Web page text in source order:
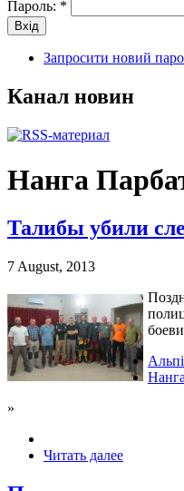
Пароль: *
Запросити новий
Канал новин
Нанга
Талибы убили
7 August, 2013
»
Читать далее